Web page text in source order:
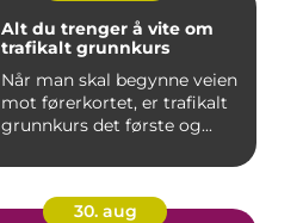
Alt du trenger å vite om
trafikalt grunnkurs
Når man skal begynne veien
mot førerkortet, er trafikalt
grunnkurs det første og...
30. aug